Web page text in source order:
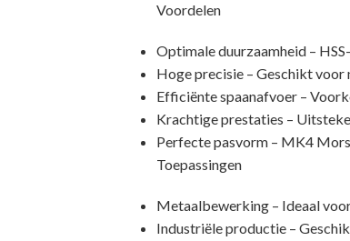
Voordelen
Optimale duurzaamheid –
Hoge precisie – Geschikt
Efficiënte spaanafvoer –
Krachtige prestaties –
Perfecte pasvorm – MK4
Toepassingen
Metaalbewerking – Ideaal
Industriële productie –